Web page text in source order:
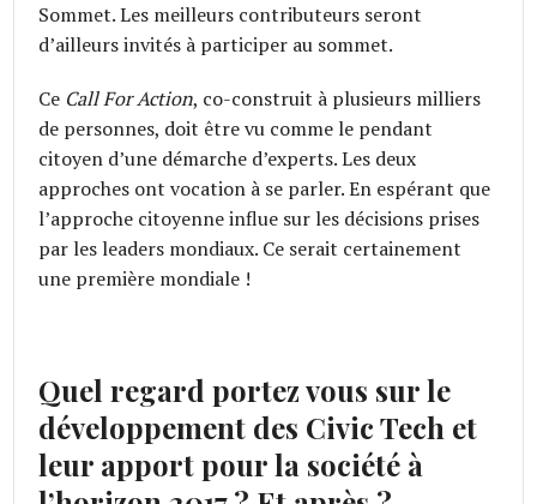
Sommet. Les meilleurs contributeurs seront
d’ailleurs invités à participer au sommet.
Ce Call For Action, co-construit à plusieurs milliers
de personnes, doit être vu comme le pendant
citoyen d’une démarche d’experts. Les deux
approches ont vocation à se parler. En espérant que
l’approche citoyenne influe sur les décisions prises
par les leaders mondiaux. Ce serait certainement
une première mondiale !
Quel regard portez vous sur le
développement des Civic Tech et
leur apport pour la société à